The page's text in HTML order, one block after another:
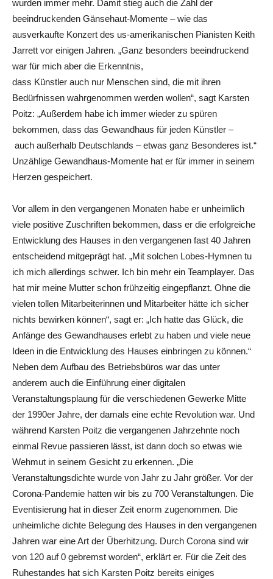
wurden immer mehr. Damit stieg auch die Zahl der
beeindruckenden Gänsehaut-Momente – wie das
ausverkaufte Konzert des us-amerikanischen Pianisten Keith
Jarrett vor einigen Jahren. „Ganz besonders beeindruckend
war für mich aber die Erkenntnis,
dass Künstler auch nur Menschen sind, die mit ihren
Bedürfnissen wahrgenommen werden wollen“, sagt Karsten
Poitz: „Außerdem habe ich immer wieder zu spüren
bekommen, dass das Gewandhaus für jeden Künstler –
auch außerhalb Deutschlands – etwas ganz Besonderes ist.“
Unzählige Gewandhaus-Momente hat er für immer in seinem
Herzen gespeichert.
Vor allem in den vergangenen Monaten habe er unheimlich
viele positive Zuschriften bekommen, dass er die erfolgreiche
Entwicklung des Hauses in den vergangenen fast 40 Jahren
entscheidend mitgeprägt hat. „Mit solchen Lobes-Hymnen tu
ich mich allerdings schwer. Ich bin mehr ein Teamplayer. Das
hat mir meine Mutter schon frühzeitig eingepflanzt. Ohne die
vielen tollen Mitarbeiterinnen und Mitarbeiter hätte ich sicher
nichts bewirken können“, sagt er: „Ich hatte das Glück, die
Anfänge des Gewandhauses erlebt zu haben und viele neue
Ideen in die Entwicklung des Hauses einbringen zu können.“
Neben dem Aufbau des Betriebsbüros war das unter
anderem auch die Einführung einer digitalen
Veranstaltungsplaung für die verschiedenen Gewerke Mitte
der 1990er Jahre, der damals eine echte Revolution war. Und
während Karsten Poitz die vergangenen Jahrzehnte noch
einmal Revue passieren lässt, ist dann doch so etwas wie
Wehmut in seinem Gesicht zu erkennen. „Die
Veranstaltungsdichte wurde von Jahr zu Jahr größer. Vor der
Corona-Pandemie hatten wir bis zu 700 Veranstaltungen. Die
Eventisierung hat in dieser Zeit enorm zugenommen. Die
unheimliche dichte Belegung des Hauses in den vergangenen
Jahren war eine Art der Überhitzung. Durch Corona sind wir
von 120 auf 0 gebremst worden“, erklärt er. Für die Zeit des
Ruhestandes hat sich Karsten Poitz bereits einiges